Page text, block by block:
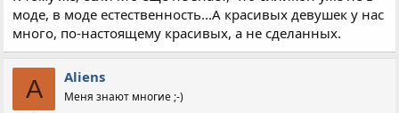
моде, в моде естественность...А красивых девушек у нас
много, по-настоящему красивых, а не сделанных.
A Aliens
Меня знают многие ;-)